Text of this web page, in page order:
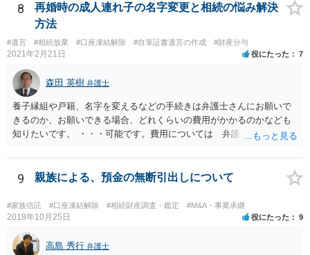
8
再婚時の成人連れ子の名字変更と相続の悩み解決
方法
#遺言 #相続放棄 #口座凍結解除 #自筆証書遺言の作成 #財産分与
2021年2月21日 役にたった 7
森田 英樹 弁護士
養子縁組や戸籍、名字を変えるなどの手続きは弁護士さんにお願いで
きるのか、お願いできる場合、どれくらいの費用がかかるのかなども
知りたいです。 ・・・可能です。費用については 弁護士と直接面談
ています。 やはり、成人した子のことまでごちゃごちゃ考えず、自分
の事だけ考えるべきなのでしょうか ・・・お子さんの事をまで含め良
と親子関係を結びたいと思っているが、名字は変えたくない・・・養
子縁組の必要があり 氏も変更することになります。 しかし 彼は成人
しているとは言え、自分の子と私の連れ子、全て平等にしたいと希
望。もちろん私もそうできればと思います。 ・・・婚姻前の契約 あ
9 親族による、預金の無断引出しについて
#家族信託 #口座凍結解除 #相続財産調査・鑑定 #M&A・事業承継
2018年10月25日 役にたった 9
高島 秀行 弁護士